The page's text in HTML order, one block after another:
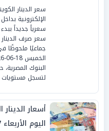
سعر الدينار
الإلكترونية
سعرياً جديداً
سعر صرف الدينار
جماعيًا ملحوظًا
البنوك
لتسجل
أسعار
اليوم الأربعاء 17-6-2026